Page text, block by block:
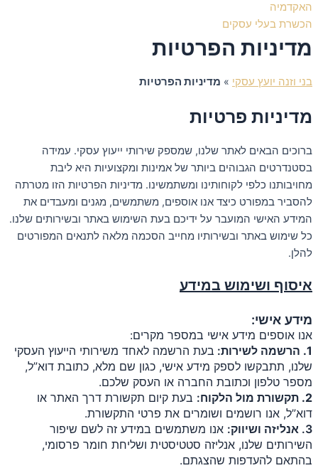
האקדמיה
הכשרת בעלי עסקים
מדיניות הפרטיות
בני וזנה יועץ עסקי » מדיניות הפרטיות
מדיניות פרטיות
ברוכים הבאים לאתר שלנו, שמספק שירותי ייעוץ עסקי. עמידה
בסטנדרטים הגבוהים ביותר של אמינות ומקצועיות היא ליבת
מחויבותנו כלפי לקוחותינו ומשתמשינו. מדיניות הפרטיות הזו מטרתה
להסביר במפורט כיצד אנו אוספים, משתמשים, מגנים ומעבדים את
המידע האישי המועבר על ידיכם בעת השימוש באתר ובשירותים שלנו.
כל שימוש באתר ובשירותיו מחייב הסכמה מלאה לתנאים המפורטים
להלן.
איסוף ושימוש במידע
מידע אישי:
אנו אוספים מידע אישי במספר מקרים:
1. הרשמה לשירות
: בעת הרשמה לאחד משירותי הייעוץ העסקי
שלנו, תתבקשו לספק מידע אישי, כגון שם מלא, כתובת דוא”ל,
מספר טלפון וכתובת החברה או העסק שלכם.
2. תקשורת מול הלקוח
: בעת קיום תקשורת דרך האתר או
דוא”ל, אנו רושמים ושומרים את פרטי התקשורת.
3. אנליזה ושיווק: אנו משתמשים במידע זה לשם שיפור
השירותים שלנו, אנליזה סטטיסטית ושליחת חומר פרסומי,
בהתאם להעדפות שהצגתם.